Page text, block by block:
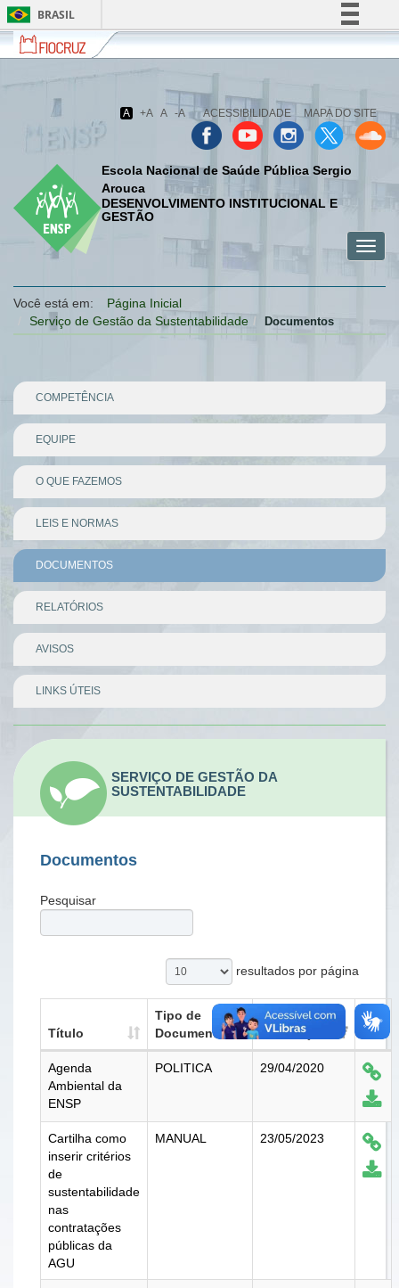
BRASIL
Simplifique!
Participe
Acesso à informação
Legislação
Canais
Fiocruz
Fale
com
A +A A -A ACESSIBILIDADE MAPA DO SITE
Escola Nacional de Saúde Pública Sergio
Arouca
DESENVOLVIMENTO INSTITUCIONAL E
GESTÃO
menu
menu
menu
Você está em:
Página Inicial
Serviço de Gestão da Sustentabilidade
Documentos
COMPETÊNCIA
EQUIPE
O QUE FAZEMOS
LEIS E NORMAS
DOCUMENTOS
RELATÓRIOS
AVISOS
LINKS ÚTEIS
Divisor
SERVIÇO DE GESTÃO DA
SUSTENTABILIDADE
Documentos
Pesquisar
resultados por página
Título
Tipo de
Documento
Data de
Publicação
Agenda
Ambiental da
ENSP
POLITICA 29/04/2020
Cartilha como
inserir critérios
de
sustentabilidade
nas
contratações
públicas da
AGU
MANUAL 23/05/2023